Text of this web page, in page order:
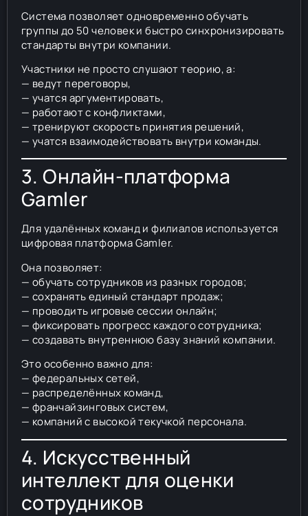
Система позволяет одновременно обучать
группы до 50 человек и быстро синхронизировать
стандарты внутри компании.
Участники не просто слушают теорию, а:
— ведут переговоры,
— учатся аргументировать,
— работают с конфликтами,
— тренируют скорость принятия решений,
— учатся взаимодействовать внутри команды.
3. Онлайн-платформа
Gamler
Для удалённых команд и филиалов используется
цифровая платформа Gamler.
Она позволяет:
— обучать сотрудников из разных городов;
— сохранять единый стандарт продаж;
— проводить игровые сессии онлайн;
— фиксировать прогресс каждого сотрудника;
— создавать внутреннюю базу знаний компании.
Это особенно важно для:
— федеральных сетей,
— распределённых команд,
— франчайзинговых систем,
— компаний с высокой текучкой персонала.
4. Искусственный
интеллект для оценки
сотрудников